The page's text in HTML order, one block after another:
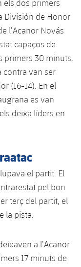
els dos primers
División de Honor
l’Acanor Novás
capaços de
primers 30 minuts,
contra van ser
(16-14). En el
es van
deixa líders en
el partit. El
pel bon
terç del partit, el
la pista.
a l’Acanor
17 minuts de